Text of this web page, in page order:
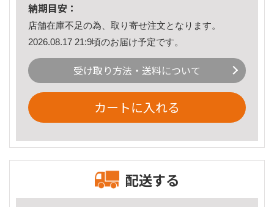
納期目安：
店舗在庫不足の為、取り寄せ注文となります。
2026.08.17 21:9頃のお届け予定です。
受け取り方法・送料について
カートに入れる
配送する